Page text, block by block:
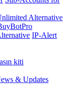
Alternative
IP-Alert
kiti
& Updates